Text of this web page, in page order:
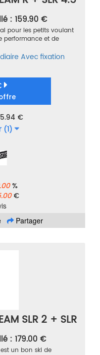
: 159.90 €
pour les petits voulant
performance et de
Avec fixation
€
(1)
%
€
Partager
SLR 2 + SLR
: 179.00 €
un bon ski de